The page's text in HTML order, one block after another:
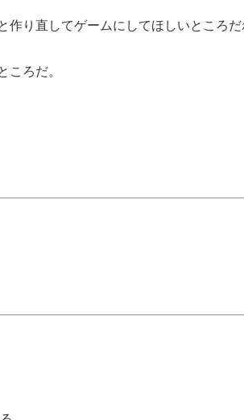
作り直してゲームにしてほしいところだ
ころだ。